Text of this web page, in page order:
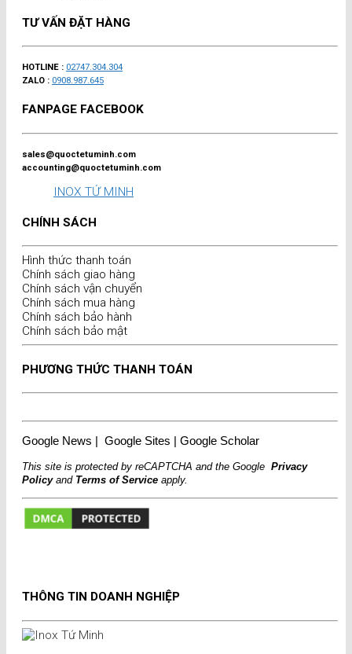
TƯ VẤN ĐẶT HÀNG
HOTLINE : 02747.304.304
ZALO : 0908.987.645
FANPAGE FACEBOOK
sales@quoctetuminh.com
accounting@quoctetuminh.com
INOX TỨ MINH
CHÍNH SÁCH
Hình thức thanh toán
Chính sách giao hàng
Chính sách vận chuyển
Chính sách mua hàng
Chính sách bảo hành
Chính sách bảo mật
PHƯƠNG THỨC THANH TOÁN
Google News | Google Sites | Google Scholar
This site is protected by reCAPTCHA and the Google Privacy
PolicyandTerms of Service apply.
THÔNG TIN DOANH NGHIỆP